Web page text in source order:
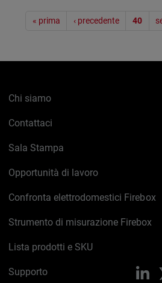
Paginazione
« prima ‹ precedente 40
Chi siamo
Contattaci
Sala Stampa
Opportunità di lavoro
Confronta elettrodomestici Firebox
Strumento di misurazione Firebox
Lista prodotti e SKU
Supporto